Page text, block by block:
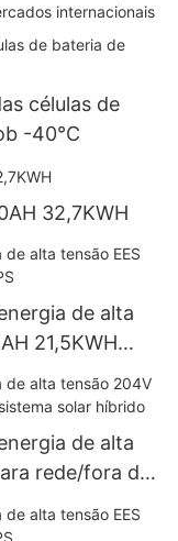
internacionais
células de
-40°C
32,7KWH
de alta
21,5KWH
de alta
rede/fora da